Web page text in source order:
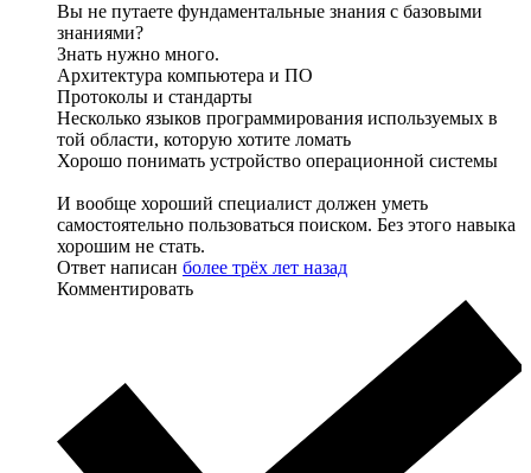
Вы не путаете фундаментальные знания с базовыми
знаниями?
Знать нужно много.
Архитектура компьютера и ПО
Протоколы и стандарты
Несколько языков программирования используемых в
той области, которую хотите ломать
Хорошо понимать устройство операционной системы
И вообще хороший специалист должен уметь
самостоятельно пользоваться поиском. Без этого навыка
хорошим не стать.
Ответ написан более трёх лет назад
Комментировать